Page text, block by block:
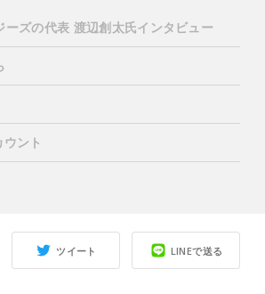
ツイート LINEで送る
ーズの代表 渡辺創太氏インタビュー
ント